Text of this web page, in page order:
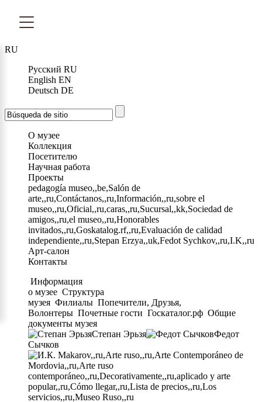
RU
Русский RU
English EN
Deutsch DE
О музее
Коллекция
Посетителю
Научная работа
Проекты
pedagogía museo,,be,Salón de
arte,,ru,Contáctanos,,ru,Información,,ru,sobre el
museo,,ru,Oficial,,ru,caras,,ru,Sucursal,,kk,Sociedad de
amigos,,ru,el museo,,ru,Honorables
invitados,,ru,Goskatalog.rf,,ru,Evaluación de calidad
independiente,,ru,Stepan Erzya,,uk,Fedot Sychkov,,ru,I.K,,ru
Арт-салон
Контакты
Информация
о музее Структура
музея Филиалы Попечители, Друзья,
Волонтеры Почетные гости Госкаталог.рф Общие
документы музея
Степан Эрьзя
Федот
Сычков